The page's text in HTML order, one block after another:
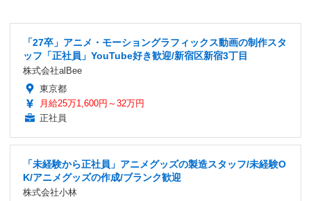
「27卒」アニメ・モーショングラフィックス動画の制作スタ
ッフ「正社員」YouTube好き歓迎/新宿区新宿3丁目
株式会社alBee
東京都
月給25万1,600円～32万円
正社員
「未経験から正社員」アニメグッズの製造スタッフ/未経験O
K/アニメグッズの作成/ブランク歓迎
株式会社小林